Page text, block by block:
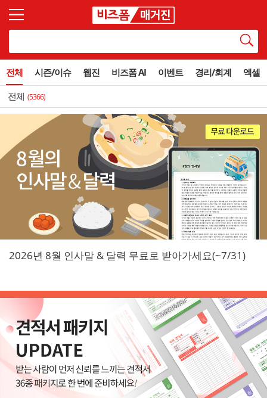
전체 시즌/이슈 웹진 비즈폼 AI 이벤트 경리/회계 엑셀
전체 (5366)
2026년 8월 인사말 & 달력 무료로 받아가세요(~7/31)